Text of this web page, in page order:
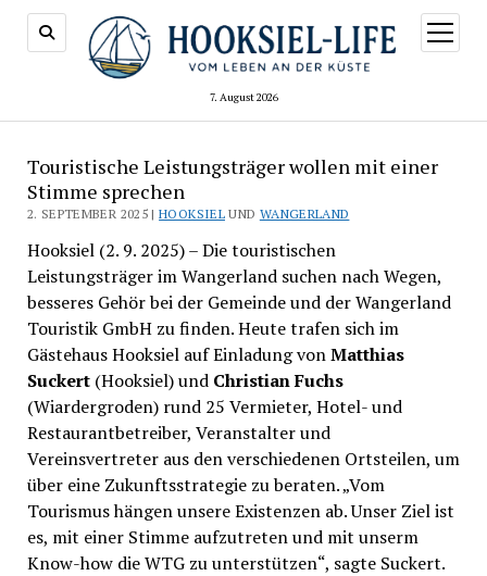
7. August 2026
Menü
öffnen
Touristische Leistungsträger wollen mit einer
Stimme sprechen
2. SEPTEMBER 2025 |HOOKSIELUND WANGERLAND
Hooksiel (2. 9. 2025) – Die touristischen
Leistungsträger im Wangerland suchen nach Wegen,
besseres Gehör bei der Gemeinde und der Wangerland
Touristik GmbH zu finden. Heute trafen sich im
Gästehaus Hooksiel auf Einladung vonMatthias
Suckert(Hooksiel) und Christian Fuchs
(Wiardergroden) rund 25 Vermieter, Hotel- und
Restaurantbetreiber, Veranstalter und
Vereinsvertreter aus den verschiedenen Ortsteilen, um
über eine Zukunftsstrategie zu beraten. „Vom
Tourismus hängen unsere Existenzen ab. Unser Ziel ist
es, mit einer Stimme aufzutreten und mit unserm
Know-how die WTG zu unterstützen“, sagte Suckert.